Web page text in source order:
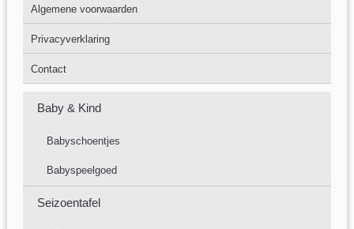
Algemene voorwaarden
Privacyverklaring
Contact
Baby & Kind
Babyschoentjes
Babyspeelgoed
Seizoentafel